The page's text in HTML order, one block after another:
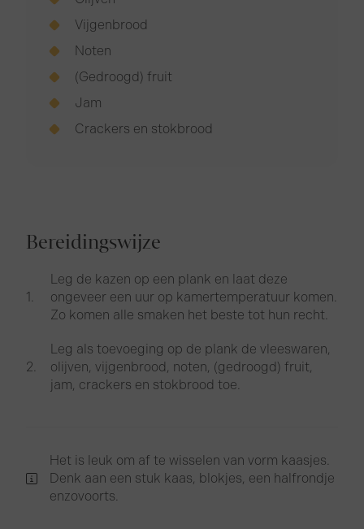
Vijgenbrood
Noten
(Gedroogd) fruit
Jam
Crackers en stokbrood
Bereidingswijze
Leg de kazen op een plank en laat deze
ongeveer een uur op kamertemperatuur komen.
Zo komen alle smaken het beste tot hun recht.
Leg als toevoeging op de plank de vleeswaren,
olijven, vijgenbrood, noten, (gedroogd) fruit,
jam, crackers en stokbrood toe.
Het is leuk om af te wisselen van vorm kaasjes.
Denk aan een stuk kaas, blokjes, een halfrondje
enzovoorts.